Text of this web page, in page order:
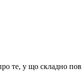
те, у що складно